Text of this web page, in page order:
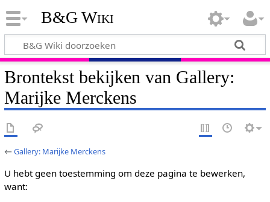
B&G Wiki
Brontekst bekijken van Gallery:
Marijke Merckens
←Gallery: Marijke Merckens
U hebt geen toestemming om deze pagina te bewerken,
want: